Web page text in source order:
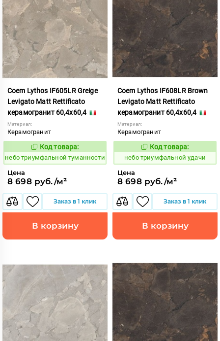
Coem Lythos IF605LR Greige
Levigato Matt Rettificato
керамогранит 60,4x60,4
Материал:
Керамогранит
1122484
Код товара:
небо триумфальной туманности
Цена
8 698 руб./м²
Заказ в 1 клик
В корзину
Coem Lythos IF608LR Brown
Levigato Matt Rettificato
керамогранит 60,4x60,4
Материал:
Керамогранит
1122485
Код товара:
небо триумфальной удачи
Цена
8 698 руб./м²
Заказ в 1 клик
В корзину